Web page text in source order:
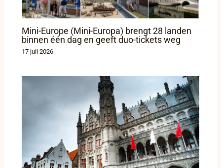
Mini-Europe (Mini-Europa) brengt 28 landen
binnen één dag en geeft duo-tickets weg
17 juli 2026